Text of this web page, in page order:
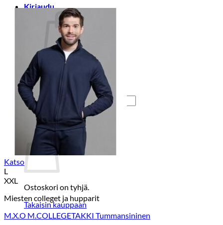
Kirjaudu
Ostoskori on tyhjä.
Takaisin kauppaan
Ostoskori
Ostoskori on tyhjä.
Takaisin kauppaan
Katso
L
XXL
Miesten colleget ja hupparit
M.X.O M.COLLEGETAKKI Tummansininen